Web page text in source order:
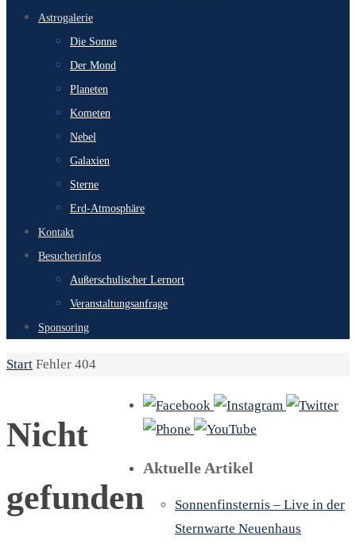
Astrogalerie
Die Sonne
Der Mond
Planeten
Kometen
Nebel
Galaxien
Sterne
Erd-Atmosphäre
Kontakt
Besucherinfos
Außerschulischer Lernort
Veranstaltungsanfrage
Sponsoring
Start Fehler 404
Nicht
gefunden
Aktuelle Artikel
Sonnenfinsternis – Live in der
Sternwarte Neuenhaus